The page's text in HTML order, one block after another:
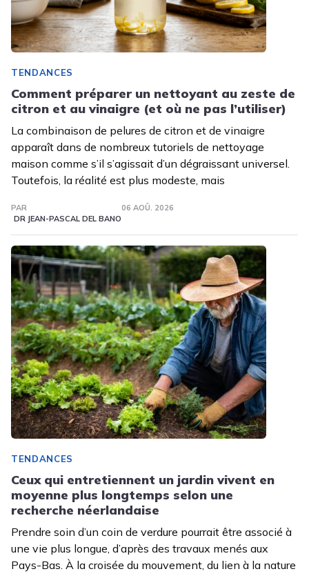
TENDANCES
Comment préparer un nettoyant au zeste de
citron et au vinaigre (et où ne pas l’utiliser)
La combinaison de pelures de citron et de vinaigre
apparaît dans de nombreux tutoriels de nettoyage
maison comme s’il s’agissait d’un dégraissant universel.
Toutefois, la réalité est plus modeste, mais
PAR
DR JEAN-PASCAL DEL BANO
06 AOÛ. 2026
TENDANCES
Ceux qui entretiennent un jardin vivent en
moyenne plus longtemps selon une
recherche néerlandaise
Prendre soin d’un coin de verdure pourrait être associé à
une vie plus longue, d’après des travaux menés aux
Pays-Bas. À la croisée du mouvement, du lien à la nature